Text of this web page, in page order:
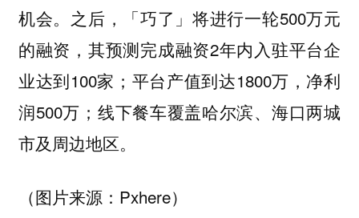
机会。 之后，「巧了」将进行一轮500万元
的融资，其预测完成融资2年内入驻平台企
业达到100家；平台产值到达1800万，净利
润500万；线下餐车覆盖哈尔滨、海口两城
市及周边地区。
（图片来源：Pxhere）